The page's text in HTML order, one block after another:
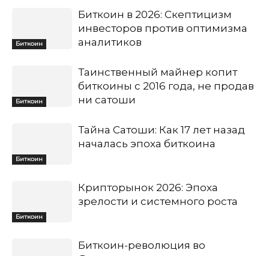
Биткоин
Биткоин в 2026: Скептицизм
инвесторов против оптимизма
аналитиков
Биткоин
Таинственный майнер копит
биткоины с 2016 года, не продав
ни сатоши
Биткоин
Тайна Сатоши: Как 17 лет назад
началась эпоха биткоина
Биткоин
Крипторынок 2026: Эпоха
зрелости и системного роста
Биткоин-революция во